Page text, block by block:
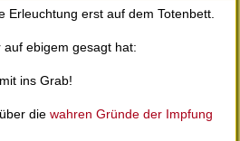
Erleuchtung erst auf dem Totenbett.
ebigem gesagt hat:
ins Grab!
die wahren Gründe der Impfung